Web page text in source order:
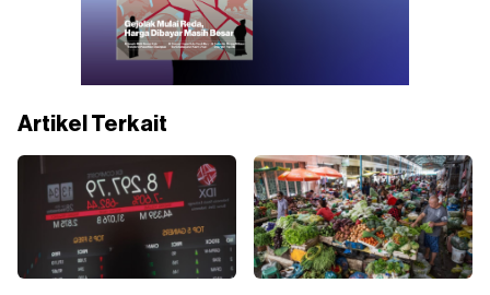
Artikel Terkait